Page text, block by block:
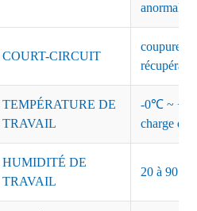
anormales
COURT-CIRCUIT
coupure
TEMPÉRATURE DE
TRAVAIL
-0℃ ~
charge de
HUMIDITÉ DE
TRAVAIL
20 à 90 %